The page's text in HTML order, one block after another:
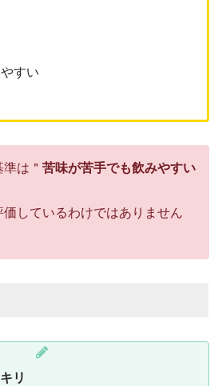
すい
は＂ 苦味が苦手でも飲みやすい
価しているわけではありません
リ